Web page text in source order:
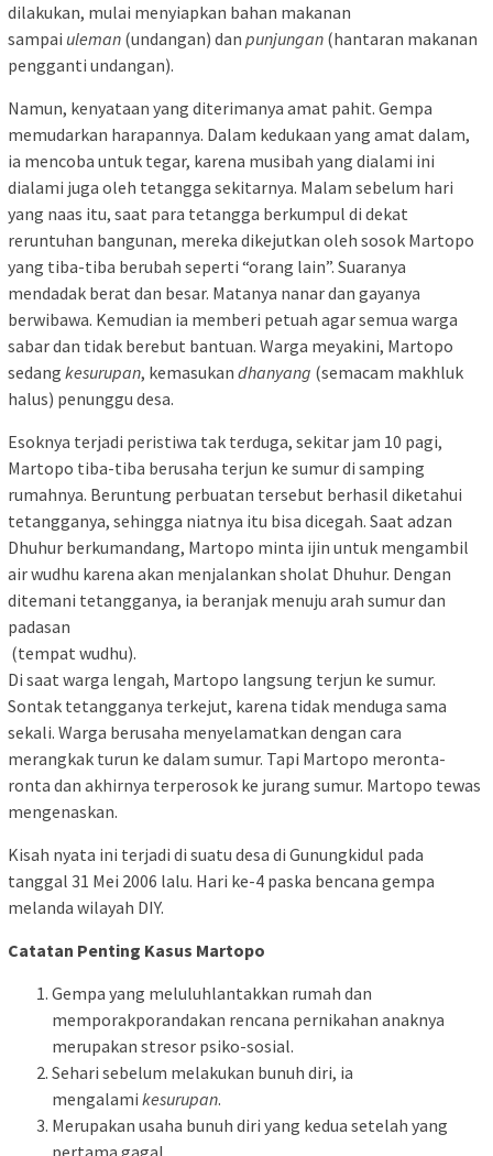
dilakukan, mulai menyiapkan bahan makanan
sampai uleman (undangan) dan punjungan (hantaran makanan
pengganti undangan).
Namun, kenyataan yang diterimanya amat pahit. Gempa
memudarkan harapannya. Dalam kedukaan yang amat dalam,
ia mencoba untuk tegar, karena musibah yang dialami ini
dialami juga oleh tetangga sekitarnya. Malam sebelum hari
yang naas itu, saat para tetangga berkumpul di dekat
reruntuhan bangunan, mereka dikejutkan oleh sosok Martopo
yang tiba-tiba berubah seperti “orang lain”. Suaranya
mendadak berat dan besar. Matanya nanar dan gayanya
berwibawa. Kemudian ia memberi petuah agar semua warga
sabar dan tidak berebut bantuan. Warga meyakini, Martopo
sedang kesurupan, kemasukan dhanyang (semacam makhluk
halus) penunggu desa.
Esoknya terjadi peristiwa tak terduga, sekitar jam 10 pagi,
Martopo tiba-tiba berusaha terjun ke sumur di samping
rumahnya. Beruntung perbuatan tersebut berhasil diketahui
tetangganya, sehingga niatnya itu bisa dicegah. Saat adzan
Dhuhur berkumandang, Martopo minta ijin untuk mengambil
air wudhu karena akan menjalankan sholat Dhuhur. Dengan
ditemani tetangganya, ia beranjak menuju arah sumur dan
padasan
(tempat wudhu).
Di saat warga lengah, Martopo langsung terjun ke sumur.
Sontak tetangganya terkejut, karena tidak menduga sama
sekali. Warga berusaha menyelamatkan dengan cara
merangkak turun ke dalam sumur. Tapi Martopo meronta-
ronta dan akhirnya terperosok ke jurang sumur. Martopo tewas
mengenaskan.
Kisah nyata ini terjadi di suatu desa di Gunungkidul pada
tanggal 31 Mei 2006 lalu. Hari ke-4 paska bencana gempa
melanda wilayah DIY.
Catatan Penting Kasus Martopo
Gempa yang meluluhlantakkan rumah dan
memporakporandakan rencana pernikahan anaknya
merupakan stresor psiko-sosial.
Sehari sebelum melakukan bunuh diri, ia
mengalami kesurupan.
Merupakan usaha bunuh diri yang kedua setelah yang
pertama gagal.